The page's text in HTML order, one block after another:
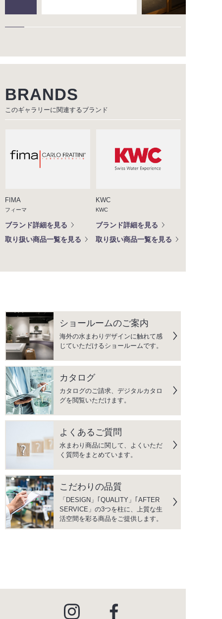
BRANDS
このギャラリーに関連するブランド
FIMA
フィーマ
ブランド詳細を見る
取り扱い商品一覧を見る
KWC
KWC
ブランド詳細を見る
取り扱い商品一覧を見る
ショールームのご案内
海外の水まわりデザインに触れて感
じていただけるショールームです。
カタログ
カタログのご請求、デジタルカタロ
グを閲覧いただけます。
よくあるご質問
水まわり商品に関して、よくいただ
く質問をまとめています。
こだわりの品質
「DESIGN」｢QUALITY」｢AFTER
SERVICE」の3つを柱に、上質な生
活空間を彩る商品をご提供します。